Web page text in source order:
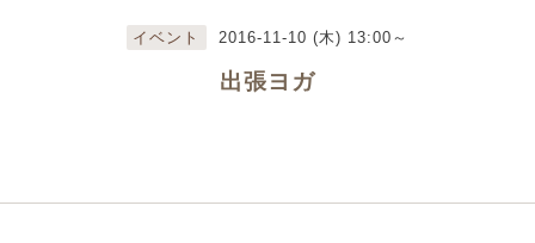
イベント 2016-11-10 (木) 13:00～
出張ヨガ